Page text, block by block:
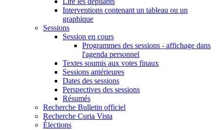
Interventions contenant un tableau ou un
graphique
Sessions
Session en cours
Programmes des sessions - affichage dans
l'agenda personnel
Textes soumis aux votes finaux
Sessions antérieures
Dates des sessions
Perspectives des sessions
Résumés
Recherche Bulletin officiel
Recherche Curia Vista
Élections